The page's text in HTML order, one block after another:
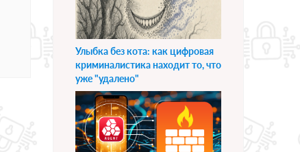
Улыбка без кота: как цифровая
криминалистика находит то, что
уже "удалено"